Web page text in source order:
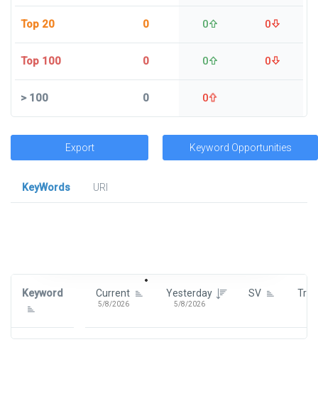
Top 20 0 0 0
Top 100 0 0 0
>100 0 0
Export Keyword Opportunities
KeyWords
URl
Keyword Current
5/8/2026
Yesterday
5/8/2026
SV